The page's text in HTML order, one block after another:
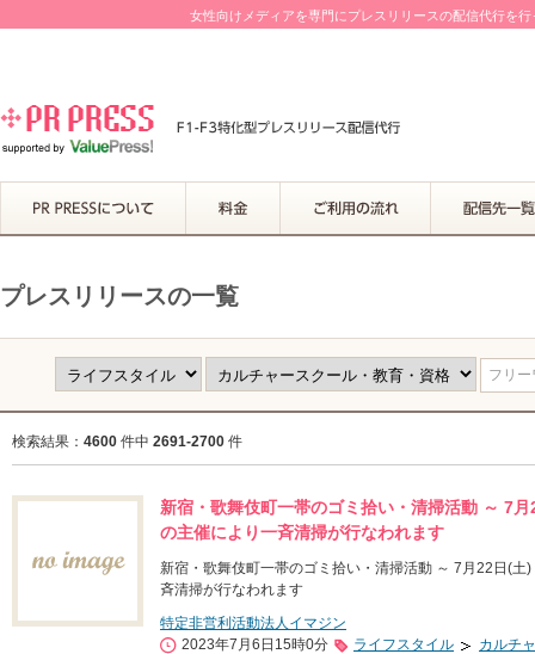
女性向けメディアを専門にプレスリリースの配信代行を
プレスリリースの一覧
フリ
検索結果： 4600 件中 2691-2700 件
新宿・歌舞伎町一帯のゴミ拾い・清掃活動 ～ 7
の主催により一斉清掃が行なわれます
新宿・歌舞伎町一帯のゴミ拾い・清掃活動 ～ 7月22日(
斉清掃が行なわれます
特定非営利活動法人イマジン
2023年7月6日15時0分
ライフスタイル カルチ